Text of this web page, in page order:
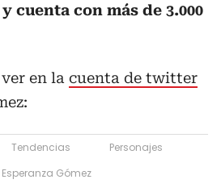
cuenta con más de 3.000
en la cuenta de twitter
Tendencias
Personajes
Esperanza Gómez